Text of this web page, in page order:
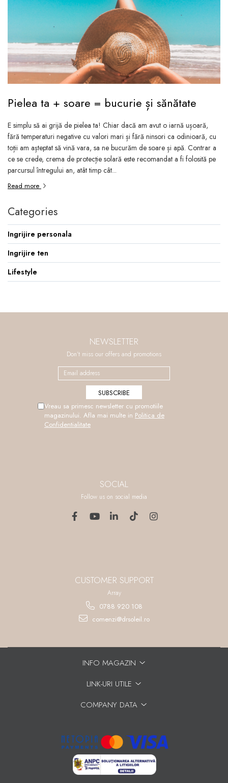
Pielea ta + soare = bucurie și sănătate
E simplu să ai grijă de pielea ta! Chiar dacă am avut o iarnă ușoară,
fără temperaturi negative cu valori mari și fără ninsori ca odinioară, cu
toții am așteptat să vină vara, sa ne bucurăm de soare și apă. Contrar a
ce se crede, crema de protecție solară este recomandat a fi folosită pe
parcursul întregului an, atât timp cât...
Read more
Categories
Ingrijire personala
Ingrijire ten
Lifestyle
NEWSLETTER
Don't miss our offers and promotions
Vreau sa primesc newsletter cu promotiile
magazinului. Afla mai multe in Politica de
Confidentialitate
SOCIAL
Follow us on social media
CUSTOMER SUPPORT
Array
0788 920 108
comenzi@drsoleil.ro
INFO MAGAZIN
LINK-URI UTILE
COMPANY DATA